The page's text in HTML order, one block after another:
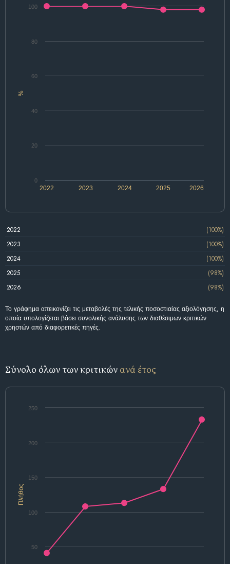
%
2022 2024 2026
2023 2025
0
20
40
60
80
100
2022
(100%)
2023
(100%)
2024
(100%)
2025
(98%)
2026
(98%)
Το γράφημα απεικονίζει τις μεταβολές της τελικής ποσοστιαίας αξιολόγησης, η
οποία υπολογίζεται βάσει συνολικής ανάλυσης των διαθέσιμων κριτικών
χρηστών από διαφορετικές πηγές.
Σύνολο όλων των κριτικών ανά έτος
Πλήθος
50
100
150
200
250